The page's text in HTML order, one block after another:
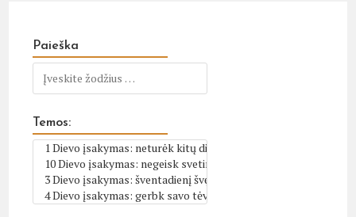
Paieška
Temos: